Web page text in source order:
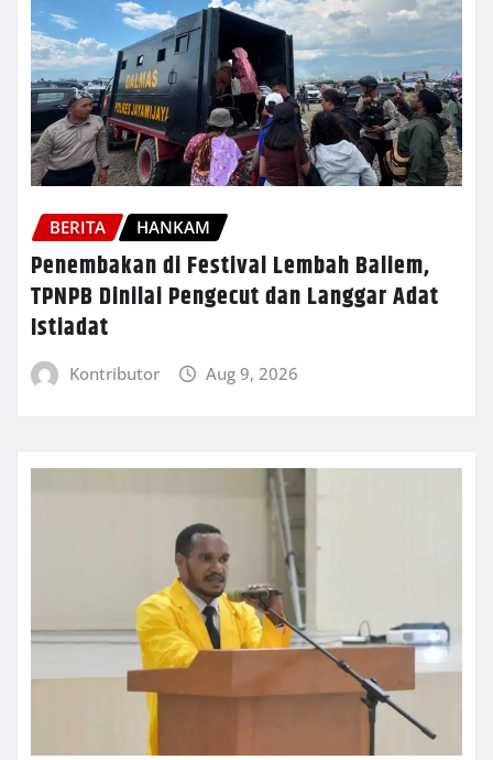
BERITA HANKAM
Penembakan di Festival Lembah Baliem,
TPNPB Dinilai Pengecut dan Langgar Adat
Istiadat
Kontributor Aug 9, 2026